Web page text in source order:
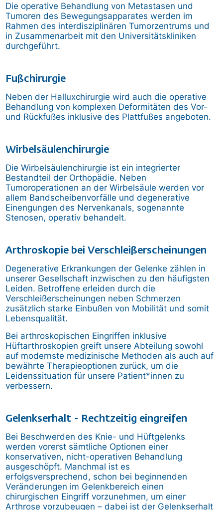
Die operative Behandlung von Metastasen und
Tumoren des Bewegungsapparates werden im
Rahmen des interdisziplinären Tumorzentrums und
in Zusammenarbeit mit den Universitätskliniken
durchgeführt.
Fußchirurgie
Neben der Halluxchirurgie wird auch die operative
Behandlung von komplexen Deformitäten des Vor-
und Rückfußes inklusive des Plattfußes angeboten.
Wirbelsäulenchirurgie
Die Wirbelsäulenchirurgie ist ein integrierter
Bestandteil der Orthopädie. Neben
Tumoroperationen an der Wirbelsäule werden vor
allem Bandscheibenvorfälle und degenerative
Einengungen des Nervenkanals, sogenannte
Stenosen, operativ behandelt.
Arthroskopie bei Verschleißerscheinungen
Degenerative Erkrankungen der Gelenke zählen in
unserer Gesellschaft inzwischen zu den häufigsten
Leiden. Betroffene erleiden durch die
Verschleißerscheinungen neben Schmerzen
zusätzlich starke Einbußen von Mobilität und somit
Lebensqualität.
Bei arthroskopischen Eingriffen inklusive
Hüftarthroskopien greift unsere Abteilung sowohl
auf modernste medizinische Methoden als auch auf
bewährte Therapieoptionen zurück, um die
Leidenssituation für unsere Patient*innen zu
verbessern.
Gelenkserhalt - Rechtzeitig eingreifen
Bei Beschwerden des Knie- und Hüftgelenks
werden vorerst sämtliche Optionen einer
konservativen, nicht-operativen Behandlung
ausgeschöpft. Manchmal ist es
erfolgsversprechend, schon bei beginnenden
Veränderungen im Gelenkbereich einen
chirurgischen Eingriff vorzunehmen, um einer
Arthrose vorzubeugen – dabei ist der Gelenkserhalt